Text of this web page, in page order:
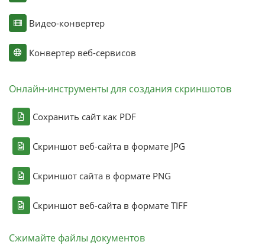
Видео-конвертер
Конвертер веб-сервисов
Онлайн-инструменты для создания скриншотов
Сохранить сайт как PDF
Скриншот веб-сайта в формате JPG
Скриншот сайта в формате PNG
Скриншот веб-сайта в формате TIFF
Сжимайте файлы документов